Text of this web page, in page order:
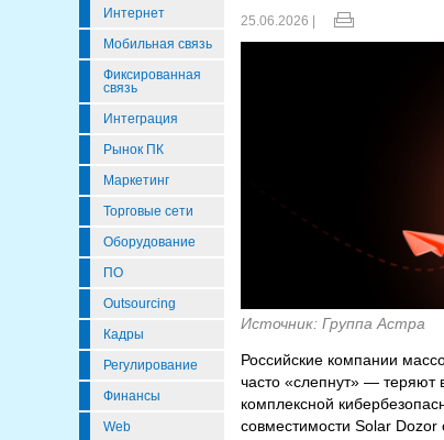
Интернет
Мобильная связь
Фиксированная
связь
Интеграция
Рынок ПК
Маркетинг
Торговые сети
Оборудование
ПО
Outsourcing
Кадры
Регулирование
Финансы
Web
25.06.2026 |
Источник: Группа Астра
Российские компании
часто «слепнут» — теряют
комплексной
совместимости Solar